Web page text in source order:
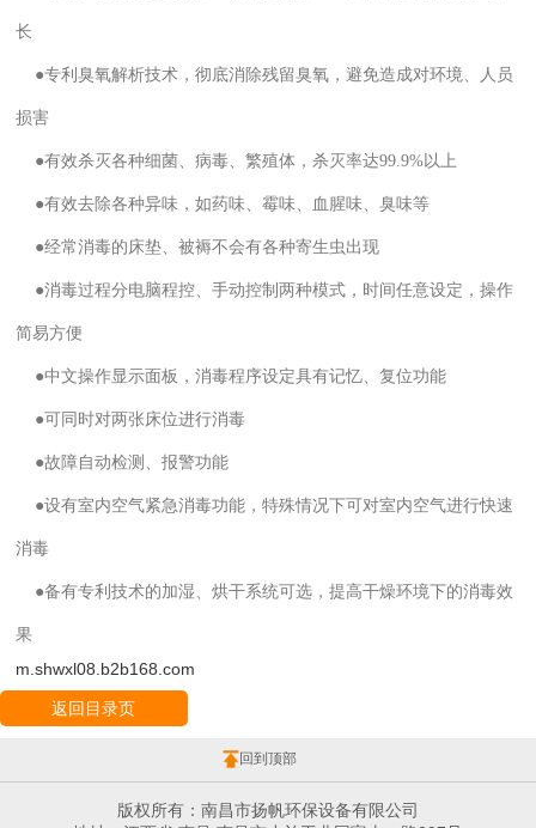
长
●专利臭氧解析技术，彻底消除残留臭氧，避免造成对环境、人员
损害
●有效杀灭各种细菌、病毒、繁殖体，杀灭率达99.9%以上
●有效去除各种异味，如药味、霉味、血腥味、臭味等
●经常消毒的床垫、被褥不会有各种寄生虫出现
●消毒过程分电脑程控、手动控制两种模式，时间任意设定，操作
简易方便
●中文操作显示面板，消毒程序设定具有记忆、复位功能
●可同时对两张床位进行消毒
●故障自动检测、报警功能
●设有室内空气紧急消毒功能，特殊情况下可对室内空气进行快速
消毒
●备有专利技术的加湿、烘干系统可选，提高干燥环境下的消毒效
果
m.shwxl08.b2b168.com
返回目录页
回到顶部
版权所有：南昌市扬帆环保设备有限公司